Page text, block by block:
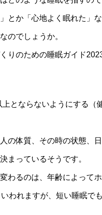
とか「心地よく眠れた」
のでしょうか。
りのための睡眠ガイド
とならないようにする（
の体質、その時の状態、
まっているそうです。
わるのは、年齢によって
われますが、短い睡眠で